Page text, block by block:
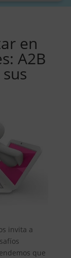
en
A2B
invita a
que